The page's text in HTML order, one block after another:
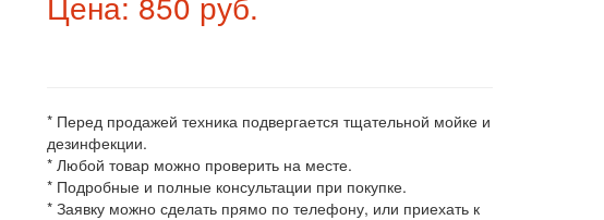
* Перед продажей техника подвергается тщательной мойке и
дезинфекции.
* Любой товар можно проверить на месте.
* Подробные и полные консультации при покупке.
* Заявку можно сделать прямо по телефону, или приехать к